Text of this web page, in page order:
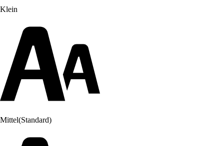
Klein
Mittel(Standard)